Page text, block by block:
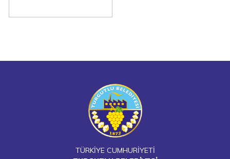
TÜRKİYE CUMHURİYETİ